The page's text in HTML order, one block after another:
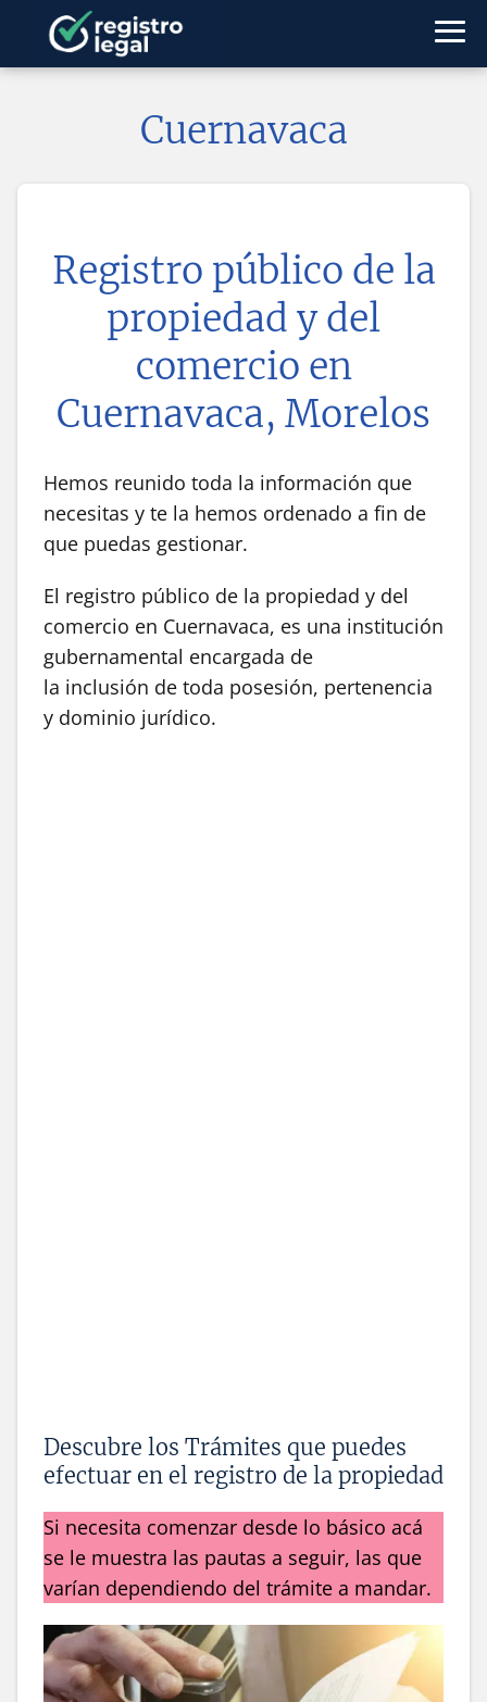
Cuernavaca
Registro público de la
propiedad y del
comercio en
Cuernavaca, Morelos
Hemos reunido toda la información que
necesitas y te la hemos ordenado a fin de
que puedas gestionar.
El registro público de la propiedad y del
comercio en Cuernavaca, es una institución
gubernamental encargada de
la inclusión de toda posesión, pertenencia
y dominio jurídico.
Descubre los Trámites que puedes
efectuar en el registro de la propiedad
Si necesita comenzar desde lo básico acá
se le muestra las pautas a seguir, las que
varían dependiendo del trámite a mandar.